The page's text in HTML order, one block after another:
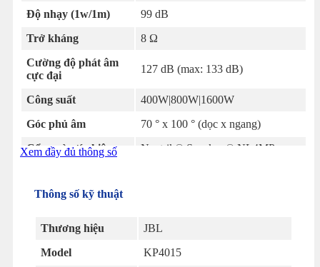
Độ nhạy (1w/1m)
99 dB
Trở kháng
8 Ω
Cường độ phát âm
cực đại
127 dB (max: 133 dB)
Công suất
400W|800W|1600W
Góc phủ âm
70 ° x 100 ° (dọc x ngang)
Cổng vào tín hiệu
Neutrik® Speakon® NL4MP
Loa treble
Trọng lượng
23kg/chiếc
Xem đầy đủ thông số
Thông số kỹ thuật
Thương hiệu
JBL
Model
KP4015